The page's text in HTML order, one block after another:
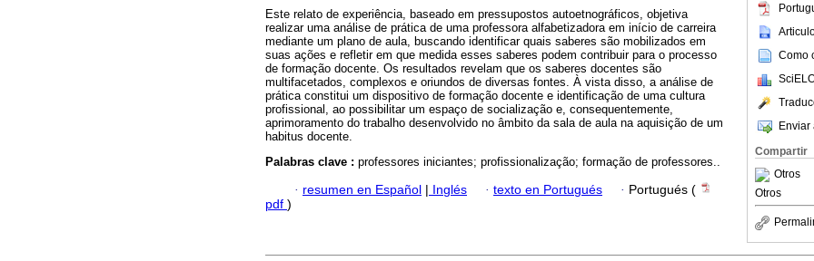
Como
Enviar
Compartir
Otros
Otros
Este relato de experiência, baseado em pressupostos autoetnográficos, objetiva
realizar uma análise de prática de uma professora alfabetizadora em início de carreira
mediante um plano de aula, buscando identificar quais saberes são mobilizados em
suas ações e refletir em que medida esses saberes podem contribuir para o processo
de formação docente. Os resultados revelam que os saberes docentes são
multifacetados, complexos e oriundos de diversas fontes. À vista disso, a análise de
prática constitui um dispositivo de formação docente e identificação de uma cultura
profissional, ao possibilitar um espaço de socialização e, consequentemente,
aprimoramento do trabalho desenvolvido no âmbito da sala de aula na aquisição de um
habitus docente.
Palabras clave : professores iniciantes; profissionalização; formação de professores..
· resumen en Español | Inglés · texto en Portugués · Portugués (
pdf )